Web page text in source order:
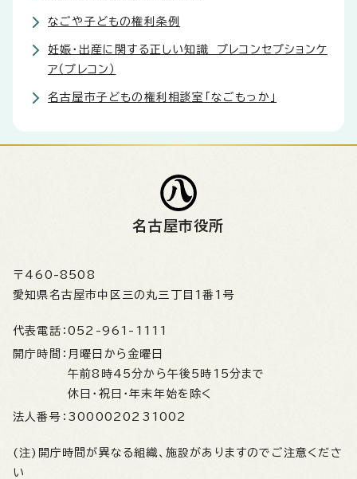
なごや子どもの権利条例
妊娠・出産に関する正しい知識 プレコンセプションケ
ア（プレコン）
名古屋市子どもの権利相談室「なごもっか」
名古屋市役所
〒460-8508
愛知県名古屋市中区三の丸三丁目1番1号
代表電話： 052-961-1111
開庁時間： 月曜日から金曜日
午前8時45分から午後5時15分まで
休日・祝日・年末年始を除く
法人番号： 3000020231002
(注)開庁時間が異なる組織、施設がありますのでご注意くださ
い